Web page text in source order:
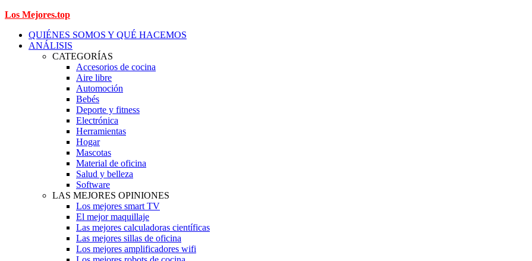
Los Mejores.top
QUIÉNES SOMOS Y QUÉ HACEMOS
ANÁLISIS
CATEGORÍAS
Accesorios de cocina
Aire libre
Automoción
Bebés
Deporte y fitness
Electrónica
Herramientas
Hogar
Mascotas
Material de oficina
Salud y belleza
Software
LAS MEJORES OPINIONES
Los mejores smart TV
El mejor maquillaje
Las mejores calculadoras científicas
Las mejores sillas de oficina
Los mejores amplificadores wifi